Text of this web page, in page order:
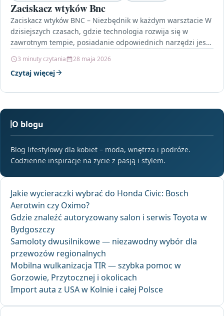
Zaciskacz wtyków Bnc
Zaciskacz wtyków BNC – Niezbędnik w każdym warsztacie W
dzisiejszych czasach, gdzie technologia rozwija się w
zawrotnym tempie, posiadanie odpowiednich narzędzi jest
3 minuty czytania 28 maja 2026
Czytaj więcej
O blogu
Blog lifestylowy dla kobiet – moda, wnętrza i podróże.
Codzienne inspiracje na życie z pasją i stylem.
Jakie wycieraczki wybrać do Honda Civic: Bosch
Aerotwin czy Oximo?
Gdzie znaleźć autoryzowany salon i serwis Toyota w
Bydgoszczy
Samoloty dwusilnikowe — niezawodny wybór dla
przewozów regionalnych
Mobilna wulkanizacja TIR — szybka pomoc w
Gorzowie, Przytocznej i okolicach
Import auta z USA w Kolnie i całej Polsce